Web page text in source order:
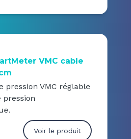
VMC cable
pression VMC réglable
pression
Voir le produit